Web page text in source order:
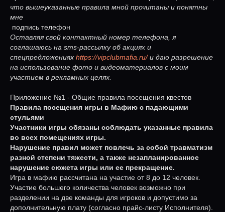
что вышеуказанные правила мной прочитаны и понятны
мне
подпись телефон
Оставляя свой контактный номер телефона, я
соглашаюсь на sms-рассылку об акциях и
спецпредложениях https://vipclubmafia.ru/и даю разрешение
на использование фото и видеоматериалов с моим
участием в рекламных целях.
Приложение №1 - Общие правила посещения квестов
Правила посещения игры в Мафию с падающими
стульями
Участники игры обязаны соблюдать указанные правила
во всех помещениях игры.
Нарушение правил может повлечь за собой травматизм
разной степени тяжести, а также незапланированное
нарушение сюжета игры или ее прекращение.
Игра в мафию рассчитана на участие от 8 до 12 человек.
Участие большего количества человек возможно при
разделении на две команды для игроков и допустимо за
дополнительную плату (согласно прайс-листу Исполнителя).